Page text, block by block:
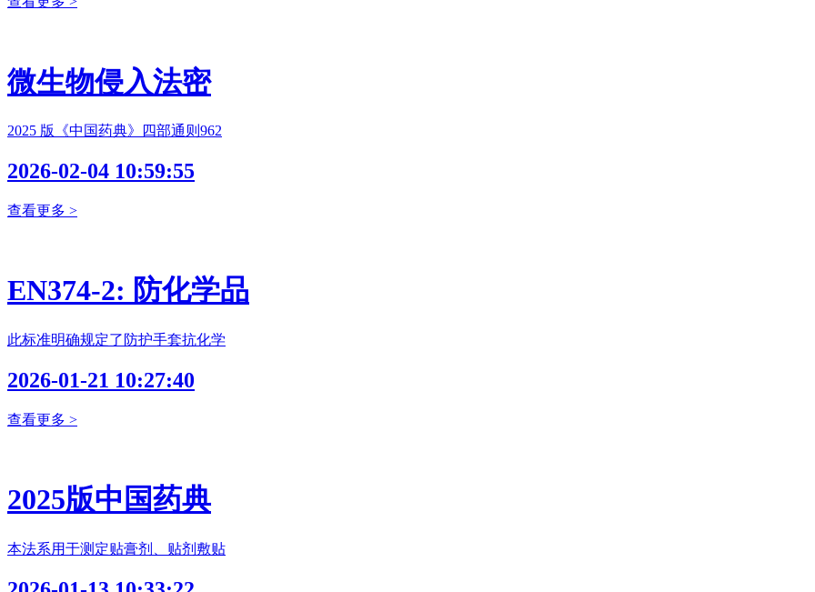
微生物侵入法密
2025 版《中国药典》四部通则962
2026-02-04 10:59:55
查看更多 >
EN374-2: 防化学品
此标准明确规定了防护手套抗化学
2026-01-21 10:27:40
查看更多 >
2025版中国药典
本法系用于测定贴膏剂、贴剂敷贴